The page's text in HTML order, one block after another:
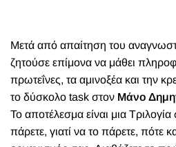
Μετά από απαίτηση του
ζητούσε επίμονα να μάθει
πρωτεΐνες, τα αμινοξέα και την
το δύσκολο task στον Μάνο
Το αποτέλεσμα είναι μια Τριλογία
πάρετε, γιατί να το πάρετε, πότε